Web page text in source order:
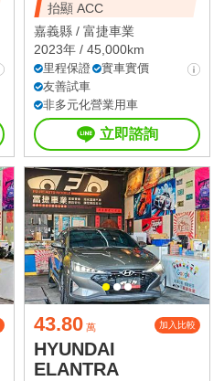
抬顯 ACC
嘉義縣 / 富捷車業
2023年 / 45,000km
里程保證
實車實價
友善試車
非多元化營業用車
立即諮詢
43.80 萬 加入比較
HYUNDAI
ELANTRA